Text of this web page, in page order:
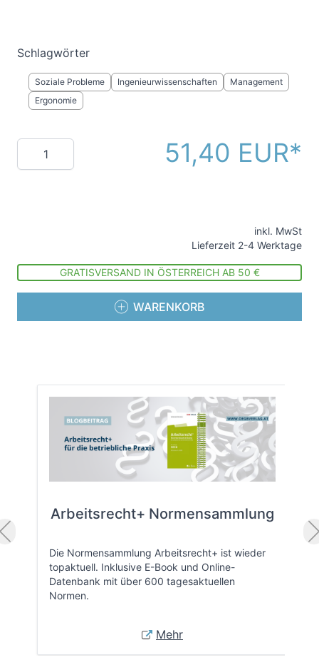
Schlagwörter
Soziale Probleme Ingenieurwissenschaften
Management
Ergonomie
Menge 51,40 EUR
inkl. MwSt
Lieferzeit 2-4 Werktage
GRATISVERSAND IN ÖSTERREICH AB 50 €
WARENKORB
Arbeitsrecht+ Normensammlung
Die Normensammlung Arbeitsrecht+ ist wieder
topaktuell. Inklusive E-Book und Online-
Datenbank mit über 600 tagesaktuellen
Normen.
Mehr